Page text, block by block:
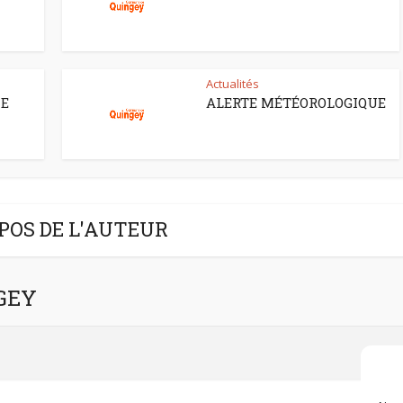
Actualités
ALERTE MÉTÉOROLOGIQUE
DE L'AUTEUR